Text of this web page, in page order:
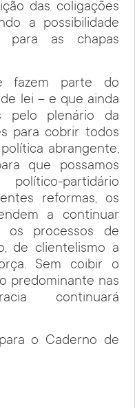
das coligações
a possibilidade
para as chapas
fazem parte do
lei – e que ainda
pelo plenário da
para cobrir todos
abrangente,
que possamos
partidário
reformas, os
a continuar
os processos de
de clientelismo a
Sem coibir o
predominante nas
continuará
o Caderno de